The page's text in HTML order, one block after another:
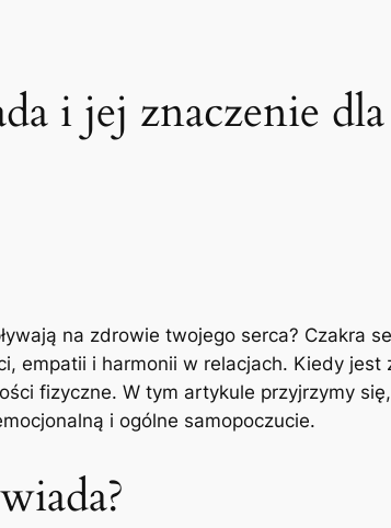
i jej znaczenie
na zdrowie twojego serca? Czakra
empatii i harmonii w relacjach. Kiedy
fizyczne. W tym artykule przyjrzymy
i ogólne samopoczucie.